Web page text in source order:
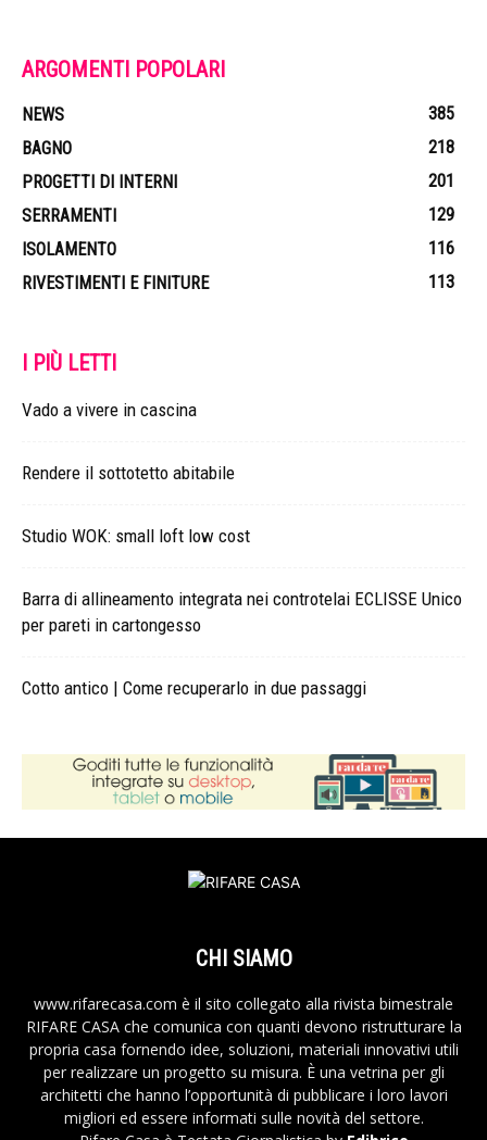
ARGOMENTI POPOLARI
NEWS
385
BAGNO
218
PROGETTI DI INTERNI
201
SERRAMENTI
129
ISOLAMENTO
116
RIVESTIMENTI E FINITURE
113
I PIÙ LETTI
Vado a vivere in cascina
Rendere il sottotetto abitabile
Studio WOK: small loft low cost
Barra di allineamento integrata nei controtelai ECLISSE Unico
per pareti in cartongesso
Cotto antico | Come recuperarlo in due passaggi
CHI SIAMO
www.rifarecasa.com è il sito collegato alla rivista bimestrale
RIFARE CASA che comunica con quanti devono ristrutturare la
propria casa fornendo idee, soluzioni, materiali innovativi utili
per realizzare un progetto su misura. È una vetrina per gli
architetti che hanno l’opportunità di pubblicare i loro lavori
migliori ed essere informati sulle novità del settore.